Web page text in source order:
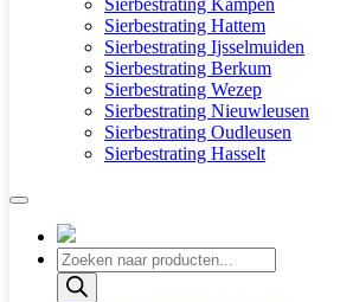
Sierbestrating Hattem
Sierbestrating Ijsselmuiden
Sierbestrating Berkum
Sierbestrating Wezep
Sierbestrating Nieuwleusen
Sierbestrating Oudleusen
Sierbestrating Hasselt
Producten
zoeken